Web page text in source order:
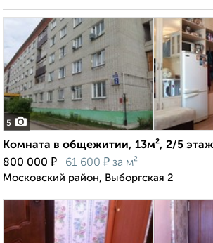
5
Комната в общежитии, 13м², 2/5 этаж
800 000 ₽ 61 600 ₽ за м²
Московский район, Выборгская 2